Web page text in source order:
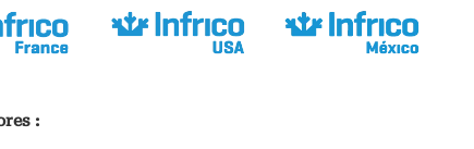
: